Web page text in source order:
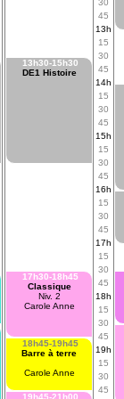
13h30-15h30
DE1 Histoire
17h30-18h45
Classique
Niv. 2
Carole Anne
18h45-19h45
Barre à terre
Carole Anne
19h45-21h00
30
45
13h
15
30
45
14h
15
30
45
15h
15
30
45
16h
15
30
45
17h
15
30
45
18h
15
30
45
19h
15
30
45